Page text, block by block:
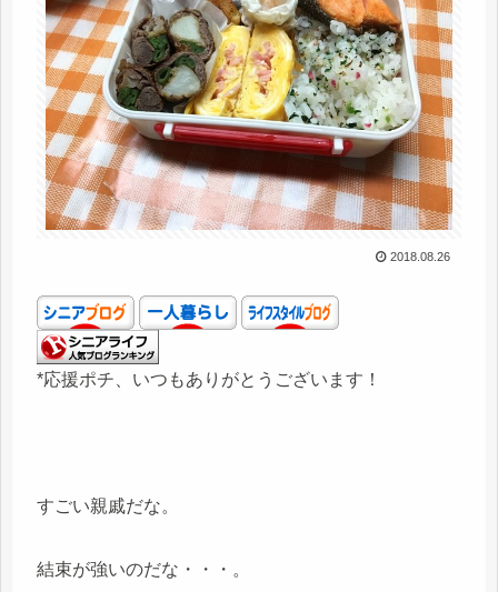
2018.08.26
*応援ポチ、いつもありがとうございます！
すごい親戚だな。
結束が強いのだな・・・。